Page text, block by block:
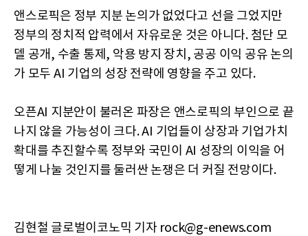
앤스로픽은 정부 지분 논의가 없었다고 선을 그었지만
정부의 정치적 압력에서 자유로운 것은 아니다. 첨단 모
델 공개, 수출 통제, 악용 방지 장치, 공공 이익 공유 논의
가 모두 AI 기업의 성장 전략에 영향을 주고 있다.
오픈AI 지분안이 불러온 파장은 앤스로픽의 부인으로 끝
나지 않을 가능성이 크다. AI 기업들이 상장과 기업가치
확대를 추진할수록 정부와 국민이 AI 성장의 이익을 어
떻게 나눌 것인지를 둘러싼 논쟁은 더 커질 전망이다.
김현철 글로벌이코노믹 기자 rock@g-enews.com